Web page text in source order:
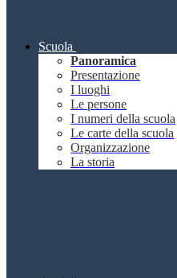
Scuola
Panoramica
Presentazione
I luoghi
Le persone
I numeri della scuola
Le carte della scuola
Organizzazione
La storia